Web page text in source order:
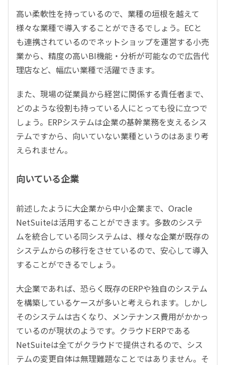
高い柔軟性を持っているので、業種の垣根を越えて
様々な業種で導入することができるでしょう。ECと
も連携されているのでネットショップを運営する小売
業から、精度の高いBI機能・分析が可能なので広告代
理店など、幅広い業種で活躍できます。
また、現場の従業員から経営に関係する責任者まで、
どのような役割も持っている人にとっても役に立つで
しょう。ERPシステムは企業の基幹業務を支えるシス
テムですから、向いていない業種というのはあまり考
えられません。
向いている企業
前述したように大企業から中小企業まで、Oracle
NetSuiteは活用することができます。多数のシステ
ムを統合している同システムは、様々な企業が既存の
システムからの移行をさせているので、安心して導入
することができるでしょう。
大企業であれば、恐らく既存のERPや独自のシステム
を構築しているケースが多いと考えられます。しかし
そのシステムは古くなり、メンテナンス費用がかかっ
ているのが現状のようです。クラウドERPである
NetSuiteは全てがクラウドで提供されるので、シス
テムの変更自体は無理難題なことではありません。そ